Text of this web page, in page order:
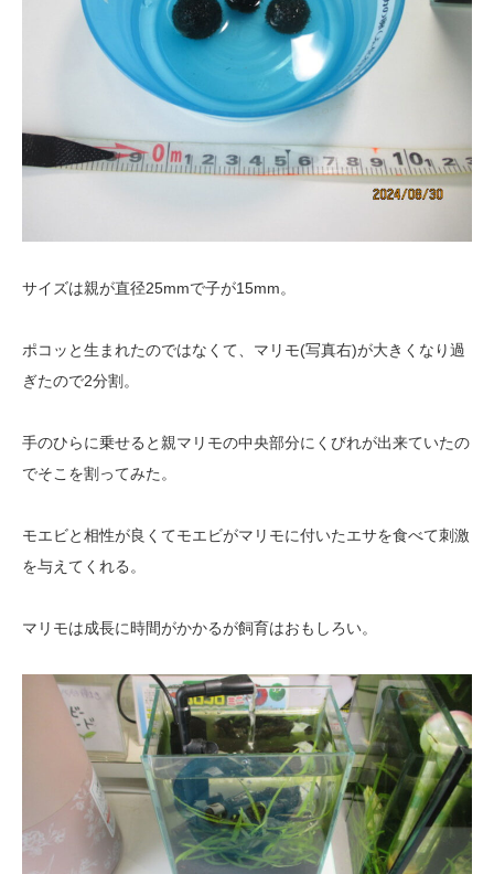
サイズは親が直径25mmで子が15mm。
ポコッと生まれたのではなくて、マリモ(写真右)が大きくなり過
ぎたので2分割。
手のひらに乗せると親マリモの中央部分にくびれが出来ていたの
でそこを割ってみた。
モエビと相性が良くてモエビがマリモに付いたエサを食べて刺激
を与えてくれる。
マリモは成長に時間がかかるが飼育はおもしろい。